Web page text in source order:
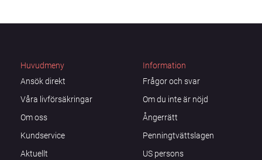
Huvudmeny
Ansök direkt
Våra livförsäkringar
Om oss
Kundservice
Aktuellt
Information
Frågor och svar
Om du inte är nöjd
Ångerrätt
Penningtvättslagen
US persons